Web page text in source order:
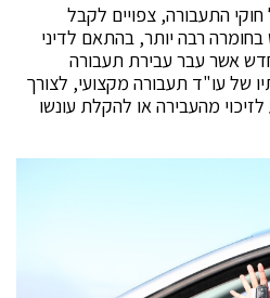
התעבורה, צפויים לקבל
בחומרה רבה יותר, בהתאם לדיני
אשר עבר עבירת תעבורה
של עו"ד תעבורה מקצועי, לצורך
מהעבירה או להקלת עונשו